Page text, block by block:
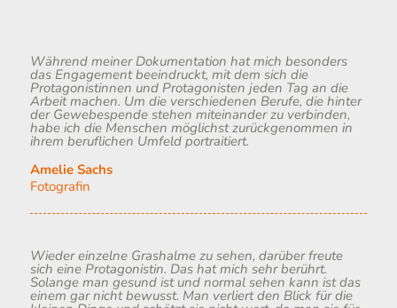
Während meiner Dokumentation hat mich besonders
das Engagement beeindruckt, mit dem sich die
Protagonistinnen und Protagonisten jeden Tag an die
Arbeit machen. Um die verschiedenen Berufe, die hinter
der Gewebespende stehen miteinander zu verbinden,
habe ich die Menschen möglichst zurückgenommen in
ihrem beruflichen Umfeld portraitiert.
Amelie Sachs
Fotografin
Wieder einzelne Grashalme zu sehen, darüber freute
sich eine Protagonistin. Das hat mich sehr berührt.
Solange man gesund ist und normal sehen kann ist das
einem gar nicht bewusst. Man verliert den Blick für die